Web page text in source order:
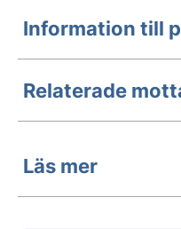
Information till
Relaterade
Läs mer